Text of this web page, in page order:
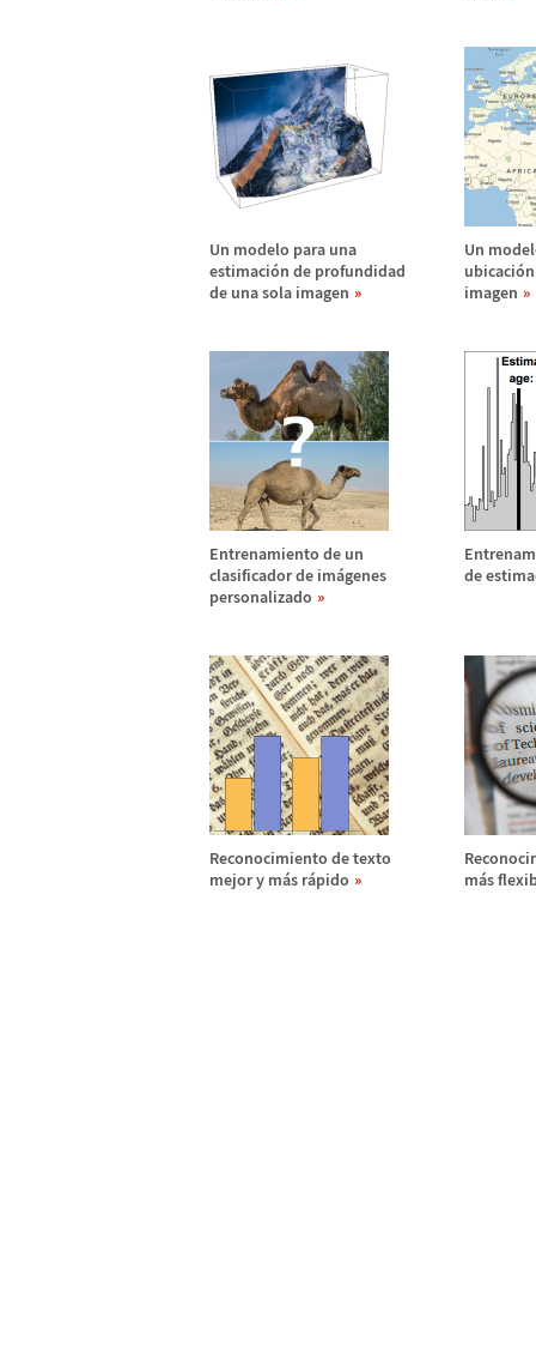
Un modelo para una
estimación de profundidad
de una sola imagen
Un
ubicació
imagen
Entrenamiento de un
clasificador de imágenes
personalizado
de
Reconocimiento de texto
mejor y más rápido
más